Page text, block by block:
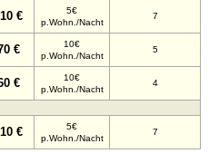
€
5€
p.Wohn./Nacht
7
€
10€
p.Wohn./Nacht
5
€
10€
p.Wohn./Nacht
4
€
5€
p.Wohn./Nacht
7